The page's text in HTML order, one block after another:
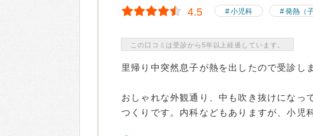
4.5 小児科 発熱（子
この口コミは受診から5年以上経過しています。
里帰り中突然息子が熱を出したので受診し
おしゃれな外観通り、中も吹き抜けになっ
つくりです。内科などもありますが、小児